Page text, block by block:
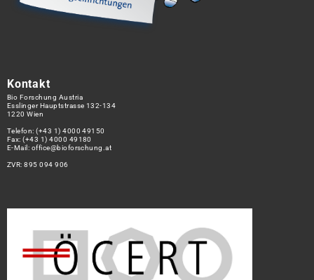
Kontakt
Bio Forschung Austria
Esslinger Hauptstrasse 132-134
1220 Wien
Telefon:(+43 1) 4000 49150
Fax: (+43 1) 4000 49180
E-Mail: office@bioforschung.at
ZVR: 895 094 906